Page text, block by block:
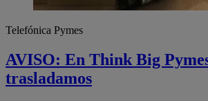
Telefónica Pymes
AVISO: En Think Big
trasladamos